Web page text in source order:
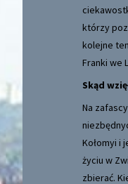
którzy
kolejne
Franki we
Skąd
Na
Kołomyi i
życiu w
zbierać.